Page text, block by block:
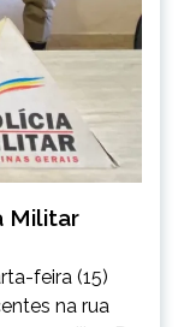
Militar
feira (15)
na rua